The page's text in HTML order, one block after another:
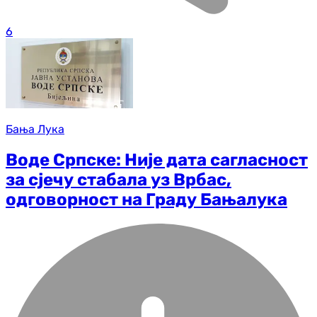
6
Бања Лука
Воде Српске: Није дата сагласност
за сјечу стабала уз Врбас,
одговорност на Граду Бањалука